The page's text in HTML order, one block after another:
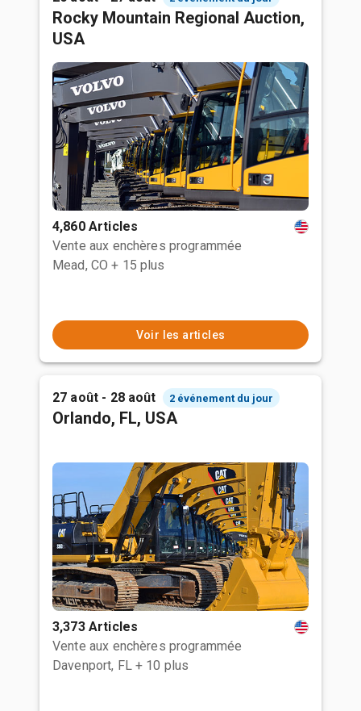
Rocky Mountain Regional Auction,
USA
4,860 Articles
Vente aux enchères programmée
Mead, CO + 15 plus
Voir les articles
27 août - 28 août 2 événement du jour
Orlando, FL, USA
3,373 Articles
Vente aux enchères programmée
Davenport, FL + 10 plus